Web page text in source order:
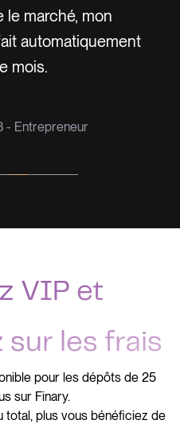
le marché, mon
automatiquement
mois.
- Entrepreneur
VIP et
sur les frais
pour les dépôts de 25
sur Finary.
total, plus vous bénéficiez de